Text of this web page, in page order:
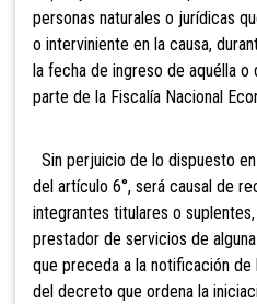
personas naturales o jurídicas
o interviniente en la causa,
la fecha de ingreso de aquélla
parte de la Fiscalía Nacional
Sin perjuicio de lo dispuesto
del artículo 6°, será causal de
integrantes titulares o
prestador de servicios de
que preceda a la notificación de
del decreto que ordena la